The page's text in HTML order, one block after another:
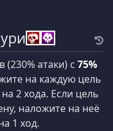
(230% атаки) с 75%
на каждую цель
2 хода. Если цель
наложите на неё
1 ход.